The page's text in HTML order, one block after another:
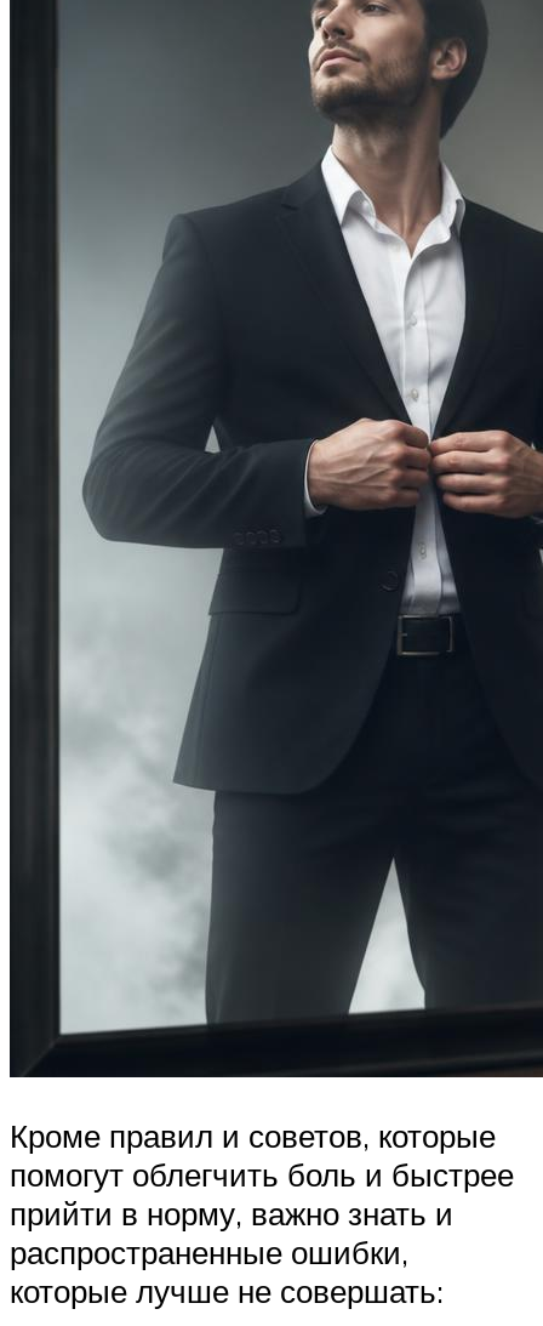
Кроме правил и советов, которые
помогут облегчить боль и быстрее
прийти в норму, важно знать и
распространенные ошибки,
которые лучше не совершать: